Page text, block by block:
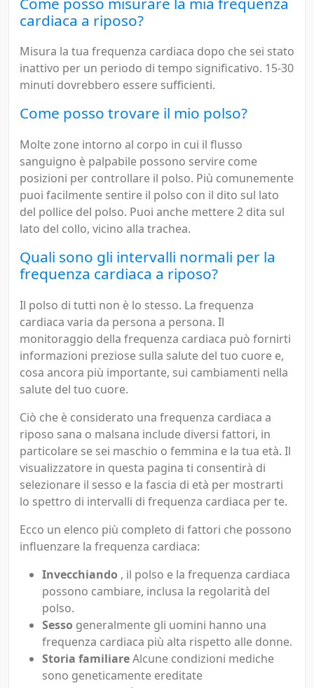
cardiaca a riposo?
Misura la tua frequenza cardiaca dopo che sei stato
inattivo per un periodo di tempo significativo. 15-30
minuti dovrebbero essere sufficienti.
Come posso trovare il mio polso?
Molte zone intorno al corpo in cui il flusso
sanguigno è palpabile possono servire come
posizioni per controllare il polso. Più comunemente
puoi facilmente sentire il polso con il dito sul lato
del pollice del polso. Puoi anche mettere 2 dita sul
lato del collo, vicino alla trachea.
Quali sono gli intervalli normali per la
frequenza cardiaca a riposo?
Il polso di tutti non è lo stesso. La frequenza
cardiaca varia da persona a persona. Il
monitoraggio della frequenza cardiaca può fornirti
informazioni preziose sulla salute del tuo cuore e,
cosa ancora più importante, sui cambiamenti nella
salute del tuo cuore.
Ciò che è considerato una frequenza cardiaca a
riposo sana o malsana include diversi fattori, in
particolare se sei maschio o femmina e la tua età. Il
visualizzatore in questa pagina ti consentirà di
selezionare il sesso e la fascia di età per mostrarti
lo spettro di intervalli di frequenza cardiaca per te.
Ecco un elenco più completo di fattori che possono
influenzare la frequenza cardiaca:
Invecchiando , il polso e la frequenza cardiaca
possono cambiare, inclusa la regolarità del
polso.
Sesso generalmente gli uomini hanno una
frequenza cardiaca più alta rispetto alle donne.
Storia familiareAlcune condizioni mediche
sono geneticamente ereditate